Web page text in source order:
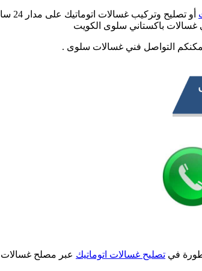
98025055
/
تصليح
أو تصليح وتركيب غسالات اتوماتيك على مدار 24 ساعة، وطوال أيام الأسبوع أيضا من أجل
غسالات باكستاني سلوى الكويت
التواصل فني غسالات سلوى .
في تصليح غسالات اتوماتيك عبر مصلح